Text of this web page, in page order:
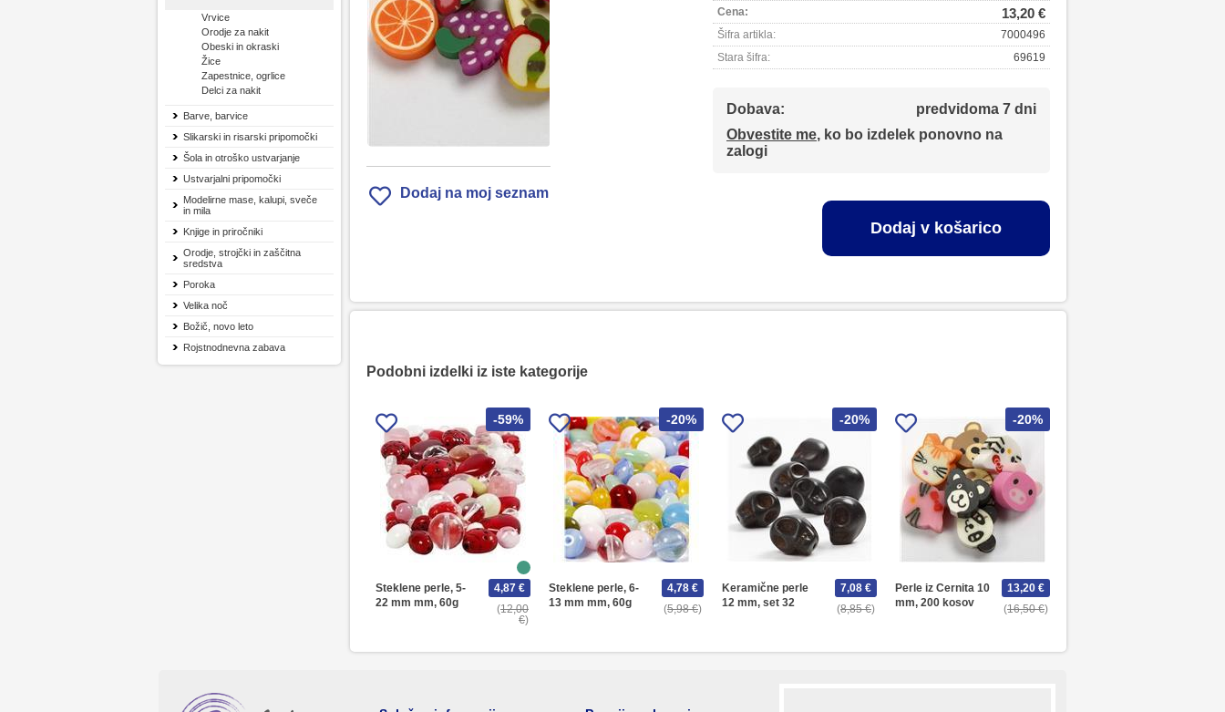
Vrvice
Orodje za nakit
Obeski in okraski
Žice
Zapestnice, ogrlice
Delci za nakit
Barve, barvice
Slikarski in risarski pripomočki
Šola in otroško ustvarjanje
Ustvarjalni pripomočki
Modelirne mase, kalupi, sveče
in mila
Knjige in priročniki
Orodje, strojčki in zaščitna
sredstva
Poroka
Velika noč
Božič, novo leto
Rojstnodnevna zabava
Dodaj na moj seznam
Cena:
13,20 €
Šifra artikla:
7000496
Stara šifra:
69619
Dobava:
predvidoma 7 dni
Obvestite me, ko bo izdelek ponovno na
zalogi
Dodaj v košarico
Podobni izdelki iz iste kategorije
-59%
Steklene perle, 5-
22 mm mm, 60g
12,00
€
4,87 €
-20%
Steklene perle, 6-
13 mm mm, 60g
5,98 €
4,78 €
-20%
Keramične perle
12 mm, set 32
8,85 €
7,08 €
-20%
Perle iz Cernita 10
mm, 200 kosov
16,50 €
13,20 €